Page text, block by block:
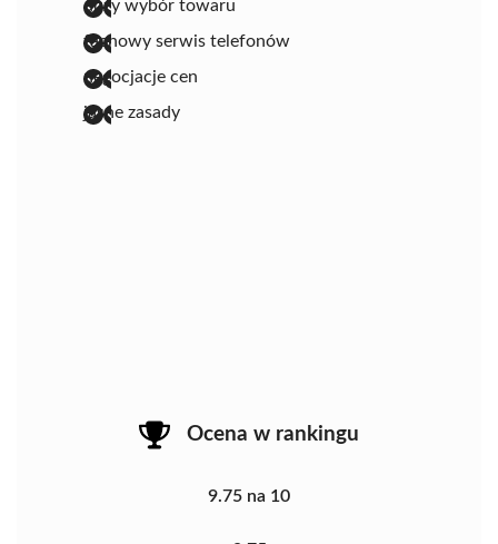
duży wybór towaru
fachowy serwis telefonów
negocjacje cen
jasne zasady
Ocena w rankingu
9.75 na 10